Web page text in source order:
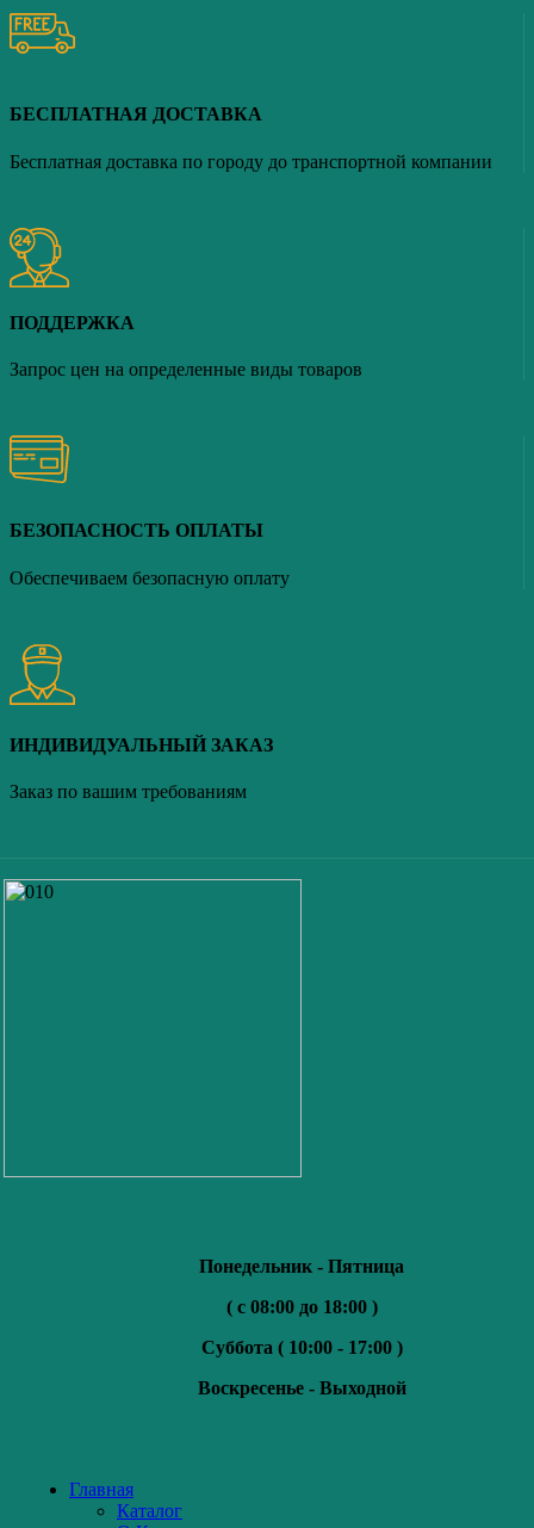
БЕСПЛАТНАЯ ДОСТАВКА
Бесплатная доставка по городу до транспортной компании
ПОДДЕРЖКА
Запрос цен на определенные виды товаров
БЕЗОПАСНОСТЬ ОПЛАТЫ
Обеспечиваем безопасную оплату
ИНДИВИДУАЛЬНЫЙ ЗАКАЗ
Заказ по вашим требованиям
Понедельник - Пятница
( с 08:00 до 18:00 )
Суббота ( 10:00 - 17:00 )
Воскресенье - Выходной
Главная
Каталог